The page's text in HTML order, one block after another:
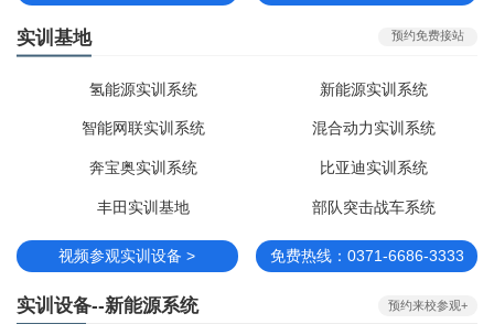
实训基地 预约免费接站
氢能源实训系统 新能源实训系统
智能网联实训系统 混合动力实训系统
奔宝奥实训系统 比亚迪实训系统
丰田实训基地 部队突击战车系统
视频参观实训设备 > 免费热线：0371-6686-3333
实训设备--新能源系统 预约来校参观+